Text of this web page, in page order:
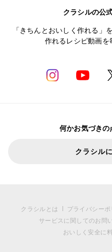
クラシルの公
「きちんとおいしく作れる」
作れるレシピ動画を
何かお気づきの
クラシル
クラシルとは プライバシーポ
サービスに関してのお問
おいしく安全に